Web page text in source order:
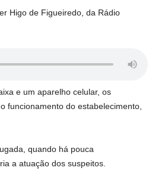
Higo de Figueiredo, da Rádio
e um aparelho celular, os
funcionamento do estabelecimento,
quando há pouca
a atuação dos suspeitos.